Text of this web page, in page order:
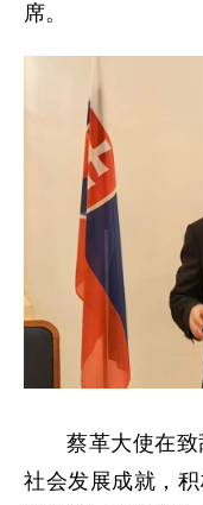
席。
蔡革大使在
社会发展成就，